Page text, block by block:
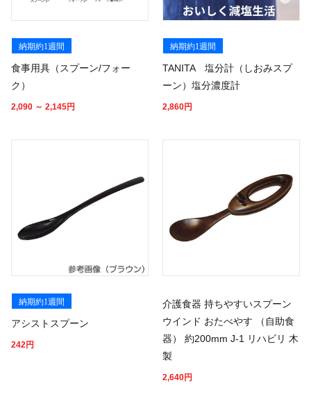
納期約1週間
食事用具（スプーン/フォー
ク）
2,090 ～ 2,145円
納期約1週間
TANITA 塩分計（しおみスプ
ーン）塩分濃度計
2,860円
納期約1週間
アシストスプーン
242円
介護食器 持ちやすいスプーン
ウインド おたべやす （自助食
器） 約200mm J-1 リハビリ 木
製
2,640円